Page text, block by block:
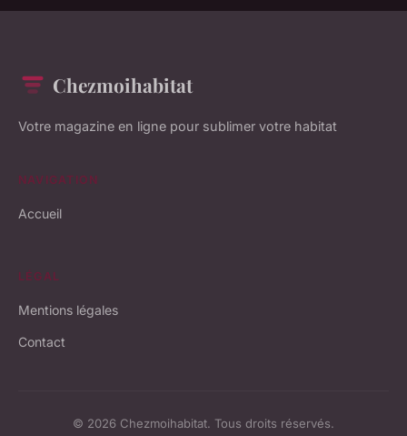
Chezmoihabitat
Votre magazine en ligne pour sublimer votre habitat
NAVIGATION
Accueil
LÉGAL
Mentions légales
Contact
© 2026 Chezmoihabitat. Tous droits réservés.